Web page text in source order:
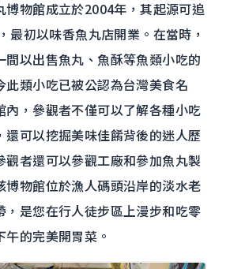
博物館成立於2004年，其起源可追
最初以味香魚丸店開業。在當時，
間以出售魚丸、魚酥等魚類小吃的
此類小吃已被公認為台灣美食名
內，參觀者不僅可以了解各種小吃
還可以挖掘美味佳餚背後的迷人歷
觀者還可以參觀工廠和參加魚丸製
博物館位於漁人碼頭沿岸的淡水老
，是您在行人徒步區上漫步和吃零
午的完美開胃菜。